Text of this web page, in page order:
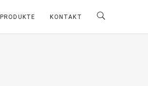
PRODUKTE KONTAKT